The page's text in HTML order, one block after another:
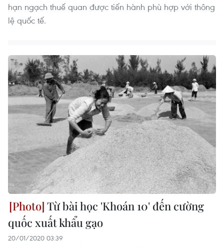
hạn ngạch thuế quan được tiến hành phù hợp với thông
lệ quốc tế.
Từ bài học 'Khoán 10' đến cường
quốc xuất khẩu gạo
20/01/2020 03:39